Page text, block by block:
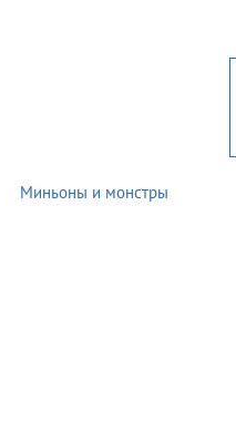
Миньоны и монстры